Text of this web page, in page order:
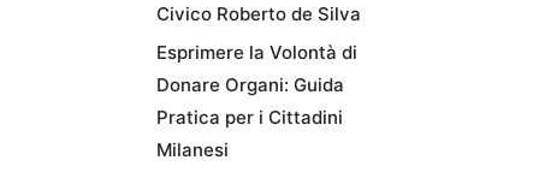
Civico Roberto de Silva
Esprimere la Volontà di
Donare Organi: Guida
Pratica per i Cittadini
Milanesi